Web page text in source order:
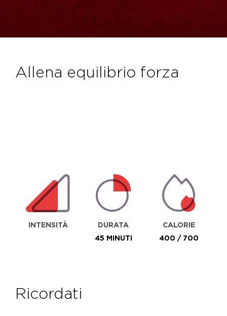
allena equilibrio forza
INTENSITÀ
DURATA
45 MINUTI
CALORIE
400 / 700
ricordati